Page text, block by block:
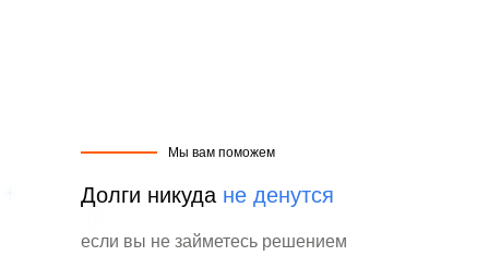
Долги никуда не денутся
Мы вам поможем
если вы не займетесь решением